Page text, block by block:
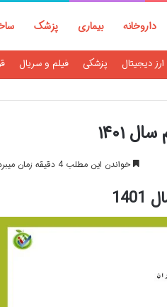
داروخانه بیماری پزشک
ارز دیجیتال پزشکی فیلم و سریال
۱۴۰۱
خواندن این مطلب 4 دقیقه زمان میبرد